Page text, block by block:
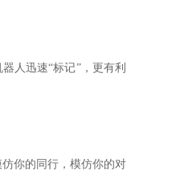
人迅速“标记”，更有利
你的 同行，模仿你的对